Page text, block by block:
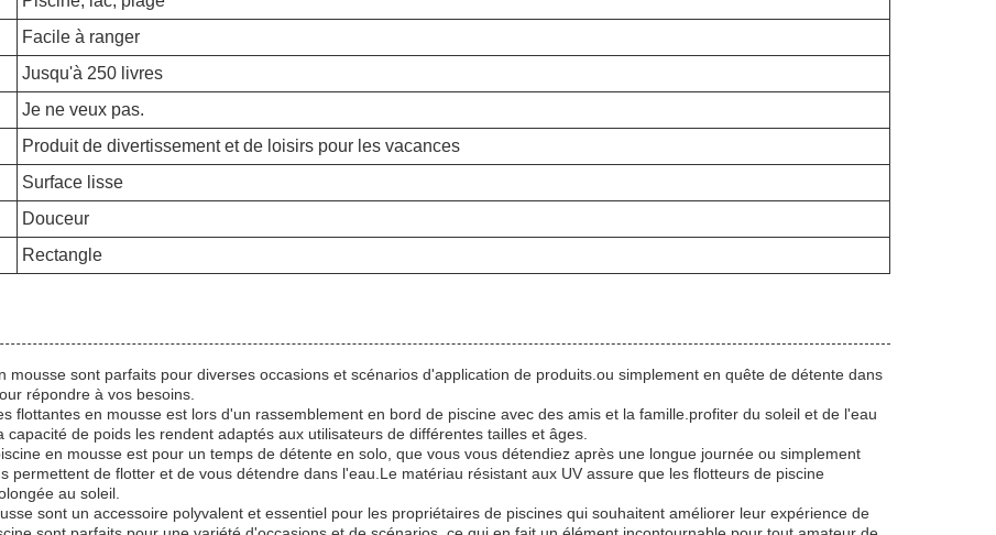
Facile à ranger
Jusqu'à 250 livres
Je ne veux pas.
Produit de divertissement et de loisirs pour les vacances
Surface lisse
Douceur
Rectangle
mousse sont parfaits pour diverses occasions et scénarios d'application de produits.ou simplement en quête de détente dans
répondre à vos besoins.
flottantes en mousse est lors d'un rassemblement en bord de piscine avec des amis et la famille.profiter du soleil et de l'eau
de poids les rendent adaptés aux utilisateurs de différentes tailles et âges.
en mousse est pour un temps de détente en solo, que vous vous détendiez après une longue journée ou simplement
permettent de flotter et de vous détendre dans l'eau.Le matériau résistant aux UV assure que les flotteurs de piscine
au soleil.
sont un accessoire polyvalent et essentiel pour les propriétaires de piscines qui souhaitent améliorer leur expérience de